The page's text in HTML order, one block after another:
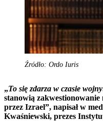
Źródło: Ordo Iuris
„To się zdarza w czasie wojny
stanowią
przez Izrael”, napisał w
Kwaśniewski, prezes